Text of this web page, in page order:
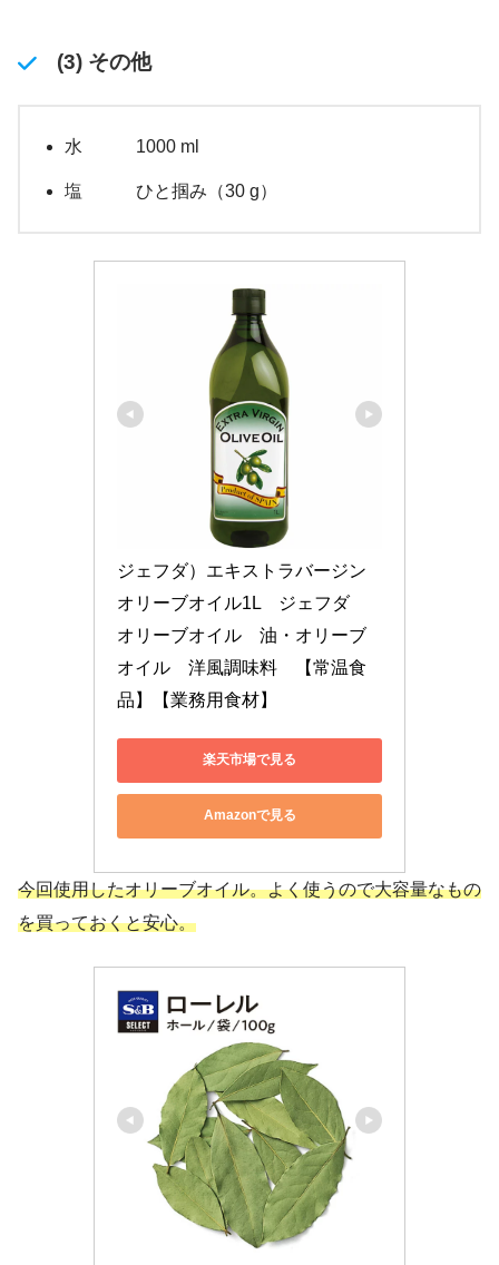
(3) その他
水 1000 ml
塩 ひと掴み（30 g）
ジェフダ）エキストラバージン
オリーブオイル1L　ジェフダ
オリーブオイル　油・オリーブ
オイル　洋風調味料　【常温食
品】【業務用食材】
楽天市場で見る
Amazonで見る
今回使用したオリーブオイル。よく使うので大容量なもの
を買っておくと安心。